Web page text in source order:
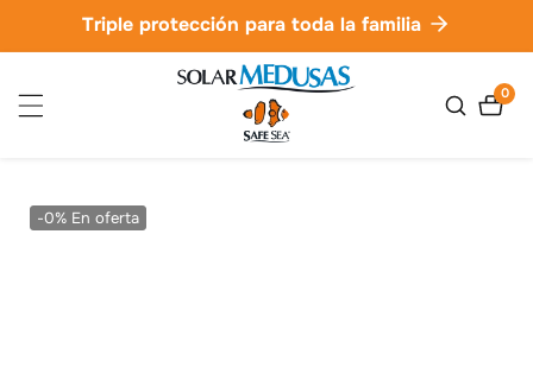
Triple protección para toda la familia
00
-0% En oferta